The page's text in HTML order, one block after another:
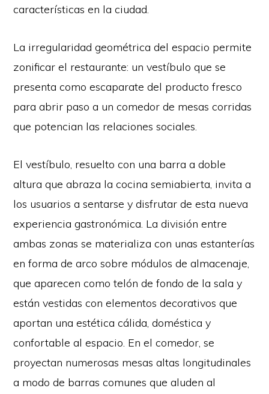
características en la ciudad.
La irregularidad geométrica del espacio permite
zonificar el restaurante: un vestíbulo que se
presenta como escaparate del producto fresco
para abrir paso a un comedor de mesas corridas
que potencian las relaciones sociales.
El vestíbulo, resuelto con una barra a doble
altura que abraza la cocina semiabierta, invita a
los usuarios a sentarse y disfrutar de esta nueva
experiencia gastronómica. La división entre
ambas zonas se materializa con unas estanterías
en forma de arco sobre módulos de almacenaje,
que aparecen como telón de fondo de la sala y
están vestidas con elementos decorativos que
aportan una estética cálida, doméstica y
confortable al espacio. En el comedor, se
proyectan numerosas mesas altas longitudinales
a modo de barras comunes que aluden al